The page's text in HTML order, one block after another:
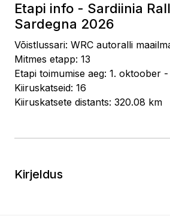
Etapi info - Sardiinia
Sardegna 2026
Võistlussari: WRC autoralli
Mitmes etapp: 13
Etapi toimumise aeg: 1. oktoober
Kiiruskatseid: 16
Kiiruskatsete distants: 320.08 km
Kirjeldus